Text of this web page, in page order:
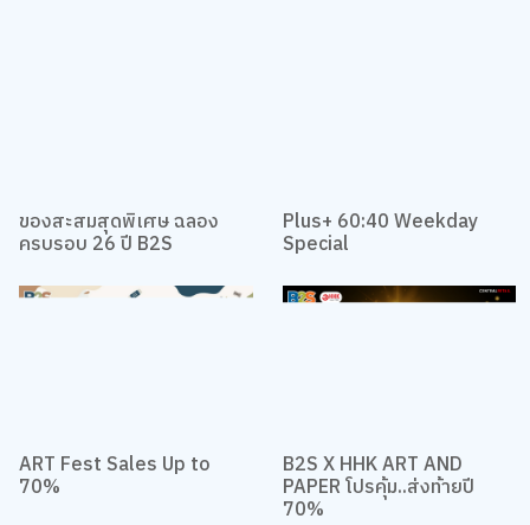
ของสะสมสุดพิเศษ ฉลอง Plus+ 60:40 Weekday
Special
ART Fest Sales Up to B2S X HHK ART AND
PAPER โปรคุ้ม..ส่งท้ายปี